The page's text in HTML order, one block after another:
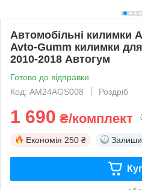
Автомобільні килимки
Avto-Gumm килимки
2010-2018 Автогум
Готово до відправки
Код: AM24AGS008
Роздріб
1 690 ₴/комплект
Економія 250 ₴